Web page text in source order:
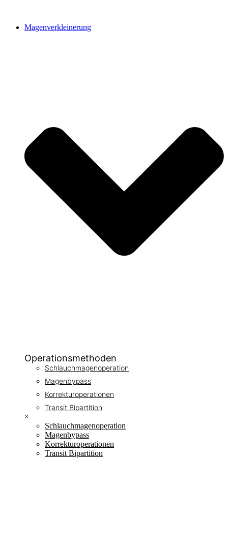
Magenverkleinerung
Operationsmethoden
Schlauchmagenoperation
Magenbypass
Korrekturoperationen
Transit Bipartition
×
Schlauchmagenoperation
Magenbypass
Korrekturoperationen
Transit Bipartition